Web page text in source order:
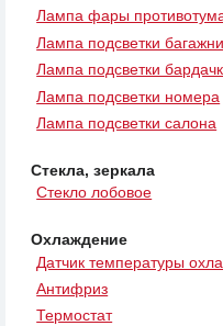
Лампа фары
Лампа подсветки
Лампа подсветки
Лампа подсветки номера
Лампа подсветки салона
Стекла, зеркала
Стекло лобовое
Охлаждение
Датчик температуры
Антифриз
Термостат